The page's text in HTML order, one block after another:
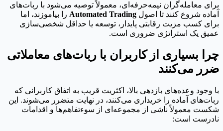
برای معامله‌گران نیمه‌حرفه‌ای، معمولاً توصیه می‌شود با ربات‌های
آماده شروع کنند تا اصول Automated Trading را بیاموزند، اما
برای کسب مزیت رقابتی پایدار، توسعه یا حداقل شخصی‌سازی
عمیق یک استراتژی ضروری است.
چرا بسیاری از کاربران با ربات‌های معاملاتی
ضرر می‌کنند
با وجود وعده‌های بازدهی بالا، اکثریت قریب به اتفاق کاربرانی که
ربات‌های آماده را خریداری می‌کنند، در نهایت متضرر می‌شوند. این
شکست معمولاً ناشی از مجموعه‌ای از سوءتفاهم‌ها و اقدامات
نادرست است: